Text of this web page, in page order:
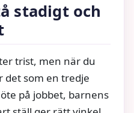
stadigt och
trist, men när du
det som en tredje
på jobbet, barnens